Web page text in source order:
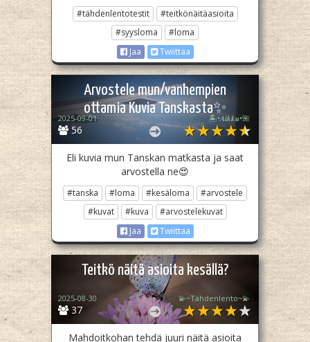
#tähdenlentotestit
#teitkönäitäasioita
#syysloma
#loma
Jaa
Twiittaa
Arvostele mun/vanhempien
ottamia Kuvia Tanskasta✨
56
2025-09-01 🏝️•𝑨𝒊𝒌𝒌𝒖•🌺
Eli kuvia mun Tanskan matkasta ja saat
arvostella ne😍
#tanska #loma #kesäloma
#arvostele
#kuvat
#kuva
#arvostelekuvat
Jaa
Twiittaa
Teitkö näitä asioita kesällä?
37
2025-08-30 💫~Tähdenlento~💫
Mahdoitkohan tehdä juuri näitä asioita